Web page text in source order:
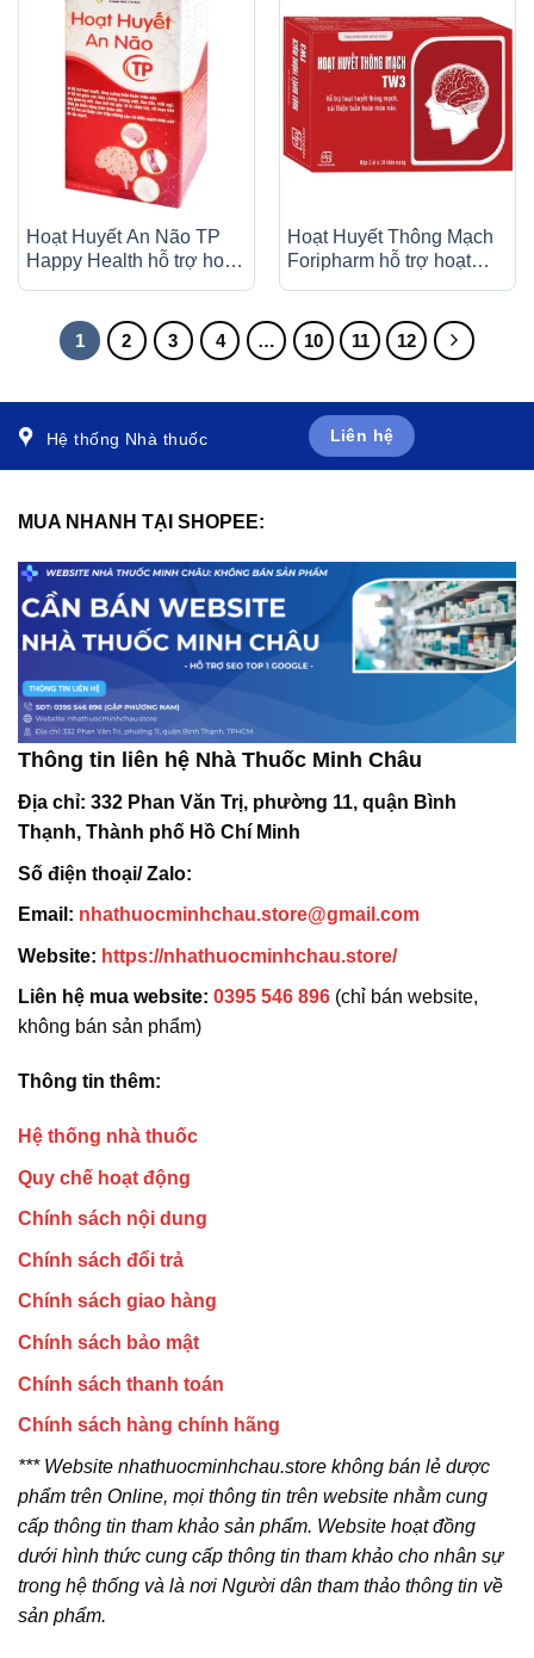
Hoạt Huyết An Não TP
Happy Health hỗ trợ hoạt
viên)
Hoạt Huyết Thông Mạch
Foripharm hỗ trợ hoạt
(3 vỉ x 10 viên)
1 2 3 4 … 10 11 12
Hệ thống Nhà thuốc Liên hệ
MUA NHANH TẠI SHOPEE:
Thông tin liên hệ Nhà Thuốc Minh Châu
Địa chỉ: 332 Phan Văn Trị, phường 11, quận Bình
Thạnh, Thành phố Hồ Chí Minh
Số điện thoại/ Zalo:
Email: nhathuocminhchau.store@gmail.com
Website: https://nhathuocminhchau.store/
Liên hệ mua website: 0395 546 896 (chỉ bán website,
không bán sản phẩm)
Thông tin thêm:
Hệ thống nhà thuốc
Quy chế hoạt động
Chính sách nội dung
Chính sách đổi trả
Chính sách giao hàng
Chính sách bảo mật
Chính sách thanh toán
Chính sách hàng chính hãng
*** Website nhathuocminhchau.store không bán lẻ dược
phẩm trên Online, mọi thông tin trên website nhằm cung
cấp thông tin tham khảo sản phẩm. Website hoạt đồng
dưới hình thức cung cấp thông tin tham khảo cho nhân sự
trong hệ thống và là nơi Người dân tham thảo thông tin về
sản phẩm.